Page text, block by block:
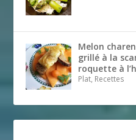
Melon
grillé à la
roquette à
Plat, Recettes